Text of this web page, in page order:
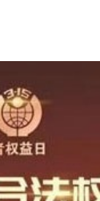
了满满参展成效。